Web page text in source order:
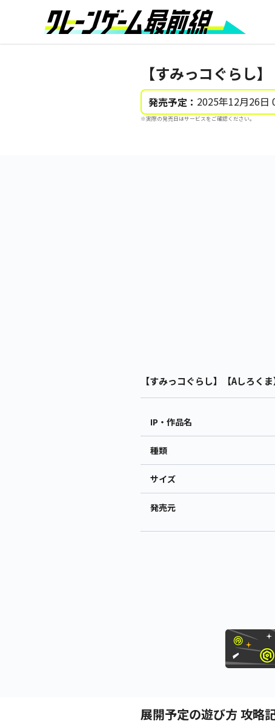
【すみっコぐらし
発売予定： 2025年12月26日
※実際の発売日はサービスをご確認ください。
【すみっコぐらし】【Aしろく
IP・作品名
種類
サイズ
発売元
展開予定の遊び方 攻略